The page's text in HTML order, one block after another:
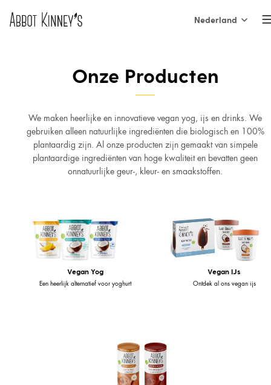
Nederland
Nederland
Belgique (FR)
France
Italia
Over ons
Inspiratie
Onze Producten
We maken heerlijke en innovatieve vegan yog, ijs en drinks. We
gebruiken alleen natuurlijke ingrediënten die biologisch en 100%
plantaardig zijn. Al onze producten zijn gemaakt van simpele
plantaardige ingrediënten van hoge kwaliteit en bevatten geen
onnatuurlijke geur-, kleur- en smaakstoffen.
Vegan Yog
Een heerlijk alternatief voor yoghurt
Vegan IJs
Ontdek al ons vegan ijs